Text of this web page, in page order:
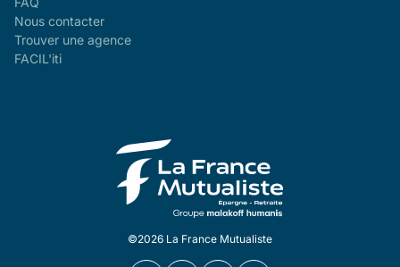
Nous contacter
Trouver une agence
FACIL'iti
©2026 La France Mutualiste